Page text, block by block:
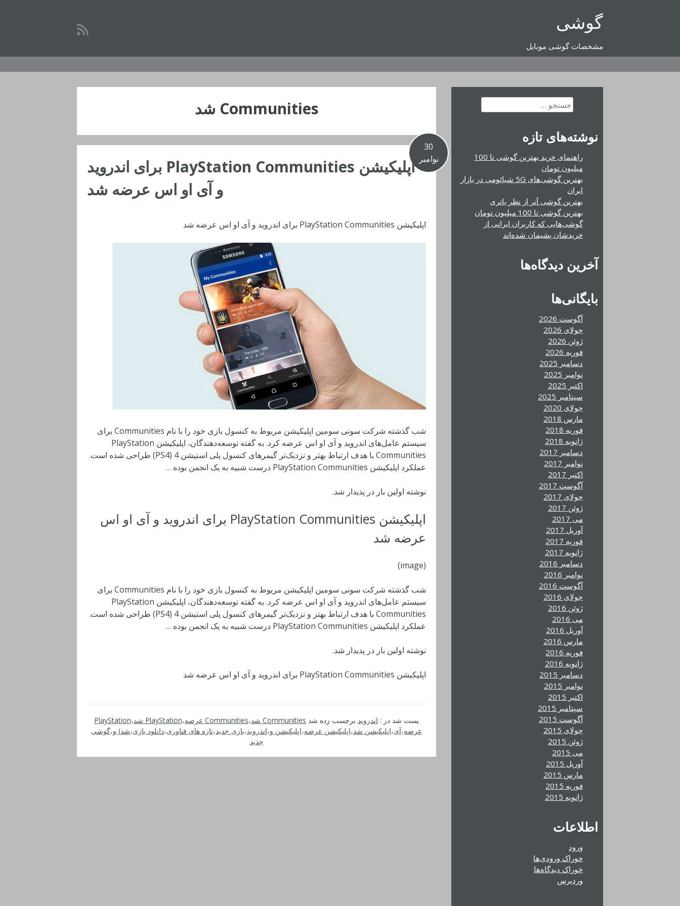
گوشی
مشخصات گوشی موبایل
Communities شد
30
نوامبر
اپلیکیشن PlayStation Communities برای اندروید
و آی او اس عرضه شد
اپلیکیشن PlayStation Communities برای اندروید و آی او اس عرضه شد
شب گذشته شرکت سونی سومین اپلیکیشن مربوط به کنسول بازی خود را با نام Communities برای
سیستم عامل‌های اندروید و آی او اس عرضه کرد. به‌ گفته توسعه‌دهندگان، اپلیکیشن PlayStation
Communities با هدف ارتباط بهتر و نزدیک‌تر گیمرهای کنسول پلی استیشن 4 (PS4) طراحی شده است.
عملکرد اپلیکیشن PlayStation Communities درست شبیه به یک انجمن بوده …
نوشته اولین بار در پدیدار شد.
اپلیکیشن PlayStation Communities برای اندروید و آی او اس
عرضه شد
(image)
شب گذشته شرکت سونی سومین اپلیکیشن مربوط به کنسول بازی خود را با نام Communities برای
سیستم عامل‌های اندروید و آی او اس عرضه کرد. به‌ گفته توسعه‌دهندگان، اپلیکیشن PlayStation
Communities با هدف ارتباط بهتر و نزدیک‌تر گیمرهای کنسول پلی استیشن 4 (PS4) طراحی شده است.
عملکرد اپلیکیشن PlayStation Communities درست شبیه به یک انجمن بوده …
نوشته اولین بار در پدیدار شد.
اپلیکیشن PlayStation Communities برای اندروید و آی او اس عرضه شد
پست شد در : اندروید برچسب زده شد Communities شد ،Communities عرضه ،PlayStation شد ،PlayStation
عرضه،آی،اپلیکیشن شد،اپلیکیشن عرضه،اپلیکیشن و،اندروید،بازی جدید،تازه های فناوری،دانلود بازی،شد) و،گوشی
جدید
جستجو
برای:
نوشته‌های تازه
راهنمای خرید بهترین گوشی تا 100
میلیون تومان
بهترین گوشی‌های 5G شیائومی در بازار
ایران
بهترین گوشی آنر از نظر باتری
بهترین گوشی تا 100 میلیون تومان
گوشی‌هایی که کاربران ایرانی از
خریدشان پشیمان شده‌اند
آخرین دیدگاه‌ها
بایگانی‌ها
آگوست 2026
جولای 2026
ژوئن 2026
فوریه 2026
دسامبر 2025
نوامبر 2025
اکتبر 2025
سپتامبر 2025
جولای 2020
مارس 2018
فوریه 2018
ژانویه 2018
دسامبر 2017
نوامبر 2017
اکتبر 2017
آگوست 2017
جولای 2017
ژوئن 2017
می 2017
آوریل 2017
فوریه 2017
ژانویه 2017
دسامبر 2016
نوامبر 2016
آگوست 2016
جولای 2016
ژوئن 2016
می 2016
آوریل 2016
مارس 2016
فوریه 2016
ژانویه 2016
دسامبر 2015
نوامبر 2015
اکتبر 2015
سپتامبر 2015
آگوست 2015
جولای 2015
ژوئن 2015
می 2015
آوریل 2015
مارس 2015
فوریه 2015
ژانویه 2015
اطلاعات
ورود
خوراک ورودی‌ها
خوراک دیدگاه‌ها
وردپرس